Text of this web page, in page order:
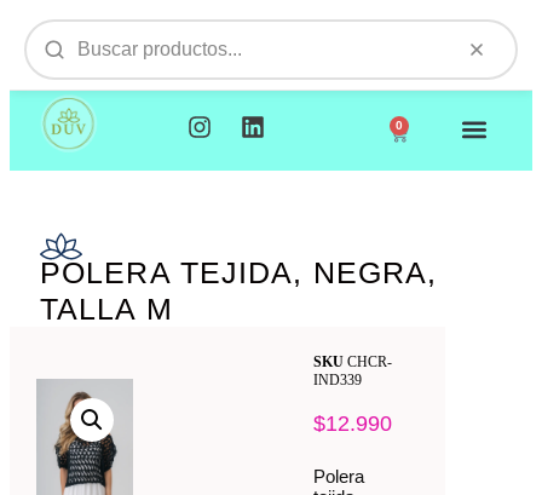
0
POLERA TEJIDA, NEGRA,
TALLA M
SKUCHCR-
IND339
$12.990
Polera